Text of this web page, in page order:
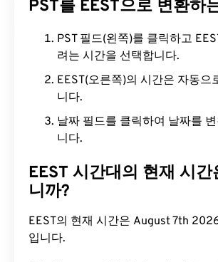
PST를 EEST으로 변환하
PST 필드(왼쪽)를 클릭하고
려는 시간을 선택합니다.
EEST(오른쪽)의 시간은 자동으
니다.
날짜 필드를 클릭하여 날짜를
니다.
EEST 시간대의 현재 시간
니까?
EEST의 현재 시간은 August 7th
입니다.